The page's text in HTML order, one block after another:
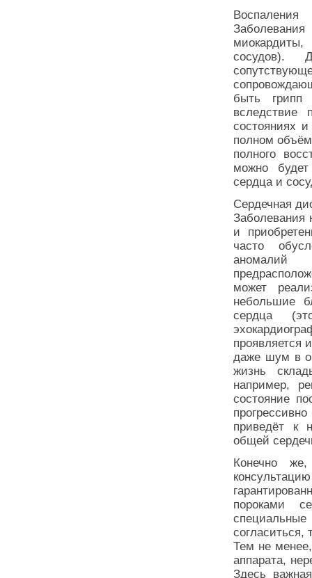
Воспаления
Заболевания
сосудов).
быть грипп
вследствие
состояниях
полном
полного
можно будет
сердца и
Сердечная
Заболевания
и
часто
может
небольшие
сердца
проявляется
даже шум в
жизнь
например,
состояние
приведёт к
общей
Конечно
пороками
согласиться,
Тем не
аппарата,
Здесь